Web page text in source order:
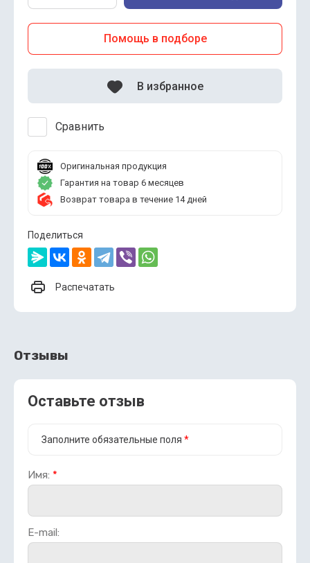
Помощь в подборе
Сравнить
В избранное
Оригинальная продукция
Гарантия на товар 6 месяцев
Возврат товара в течение 14 дней
Поделиться
Распечатать
Отзывы
Оставьте отзыв
Заполните обязательные поля *
Имя: *
E-mail: